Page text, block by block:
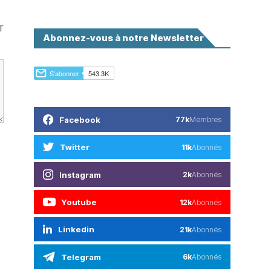
Abonnez-vous à notre Newsletter
Facebook 77kMembres
Twitter 11kAbonnés
Instagram 2kAbonnés
Youtube 12kAbonnés
Linkedin 21kAbonnés
Telegram 6kAbonnés